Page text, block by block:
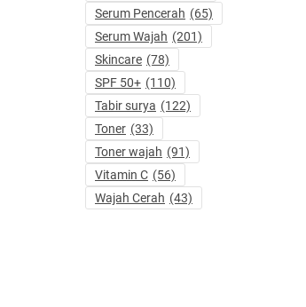
Serum Pencerah (65)
Serum Wajah (201)
Skincare (78)
SPF 50+ (110)
Tabir surya (122)
Toner (33)
Toner wajah (91)
Vitamin C (56)
Wajah Cerah (43)